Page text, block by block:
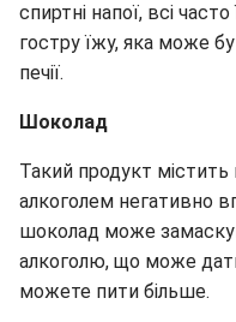
спиртні напої, всі
гостру їжу, яка може
печії.
Шоколад
Такий продукт містить
алкоголем негативно
шоколад може
алкоголю, що може
можете пити більше.